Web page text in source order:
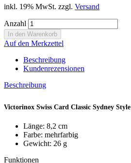
inkl. 19% MwSt. zzgl. Versand
Anzahl
Auf den Merkzettel
Beschreibung
Kundenrezensionen
Beschreibung
Victorinox Swiss Card Classic Sydney Style
Länge: 8,2 cm
Farbe: mehrfarbig
Gewicht: 26 g
Funktionen